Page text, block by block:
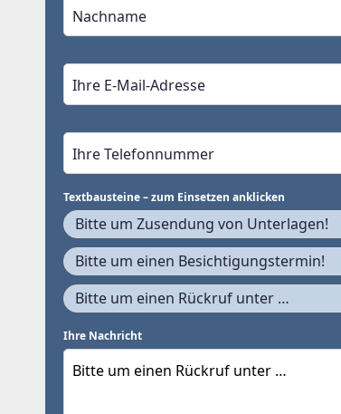
Textbausteine – zum Einsetzen anklicken
Bitte um Zusendung von Unterlagen!
Bitte um einen Besichtigungstermin!
Bitte um einen Rückruf unter …
Ihre Nachricht